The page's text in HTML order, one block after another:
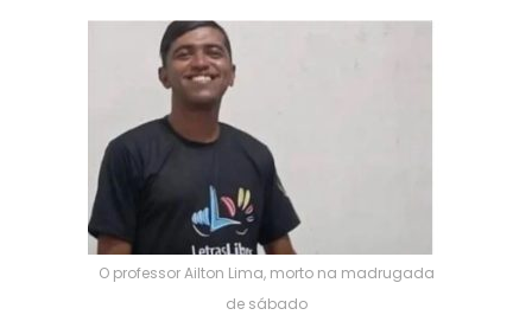
O professor Ailton Lima, morto na madrugada
de sábado